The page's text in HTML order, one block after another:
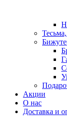
Акции
О нас
Доставка и